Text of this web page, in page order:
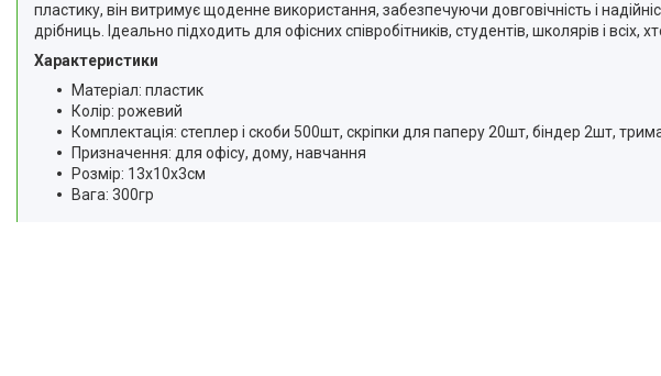
пластику, він витримує щоденне використання, забезпечуючи довговічність і
дрібниць. Ідеально підходить для офісних співробітників, студентів, школярів і всіх,
Характеристики
Матеріал: пластик
Колір: рожевий
Комплектація: степлер і скоби 500шт, скріпки для паперу 20шт, біндер 2шт,
Призначення: для офісу, дому, навчання
Розмір: 13x10x3см
Вага: 300гр